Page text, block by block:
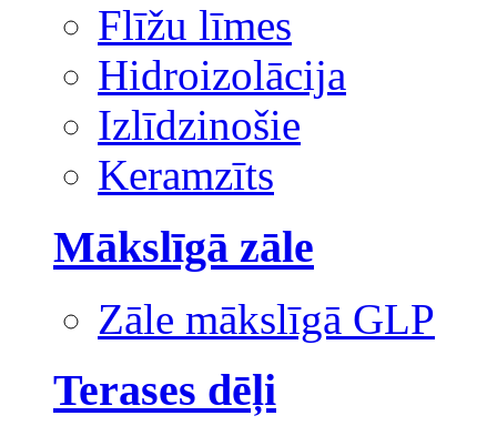
Flīžu līmes
Hidroizolācija
Izlīdzinošie
Keramzīts
Mākslīgā zāle
Zāle mākslīgā GLP
Terases dēļi